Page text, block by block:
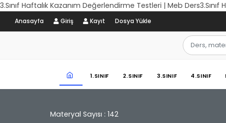
3.Sınıf Haftalık Kazanım Değerlendirme Testleri | Meb
Anasayfa Giriş Kayıt Dosya Yükle
1.SINIF 2.SINIF 3.SINIF 4.SINIF
Materyal Sayısı : 142